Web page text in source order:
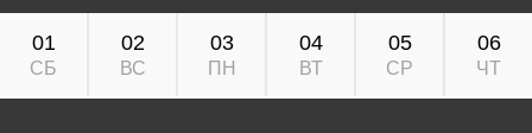
01
СБ
02
ВС
03
ПН
04
ВТ
05
СР
06
ЧТ